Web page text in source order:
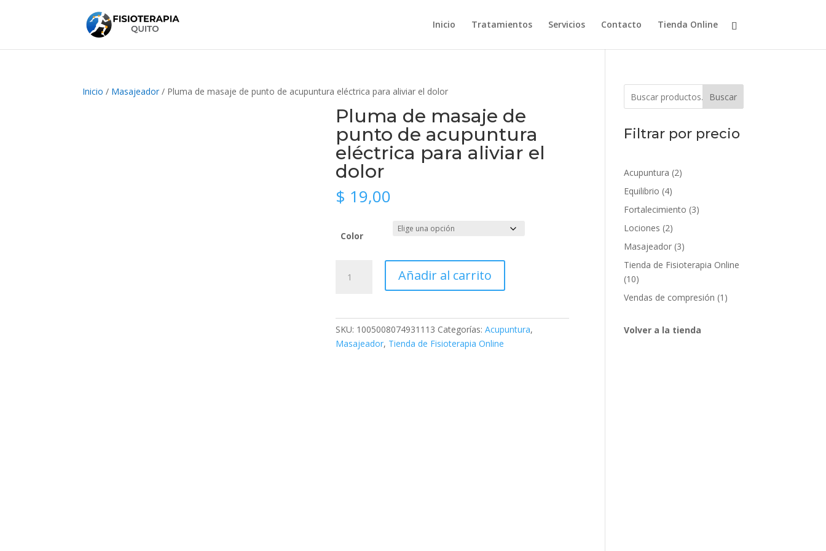
Inicio Tratamientos Servicios Contacto Tienda Online
Inicio / Masajeador / Pluma de masaje de punto de acupuntura eléctrica para aliviar el dolor
Pluma de masaje de
punto de acupuntura
eléctrica para aliviar el
dolor
$ 19,00
Color
acupuntura
Añadir al carrito
SKU: 1005008074931113 Categorías:Acupuntura,
Masajeador, Tienda de Fisioterapia Online
Buscar
Filtrar por precio
Acupuntura 22
Equilibrio 44
productos
Fortalecimiento 33
Lociones 22
productos
Masajeador 33
productos
Tienda de Fisioterapia Online
1010
productos
Vendas de compresión 1 1
Volver a la tienda